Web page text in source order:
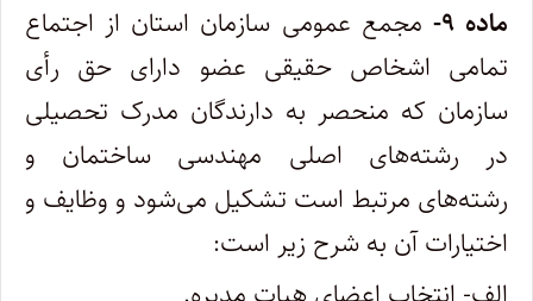
ماده ۹-
مجمع عمومی سازمان استان از اجتماع
تمامی اشخاص حقیقی عضو دارای حق رأی
سازمان که منحصر به دارندگان مدرک تحصیلی
در ‌رشته‌های اصلی مهندسی ساختمان و
رشته‌های مرتبط است تشکیل می‌شود و وظایف و
اختیارات آن به شرح زیر است: